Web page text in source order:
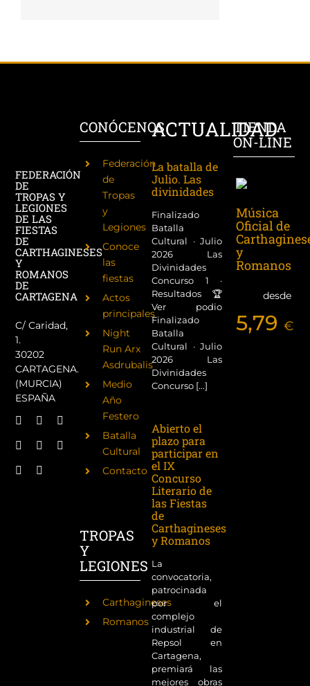
FEDERACIÓN
DE
TROPAS Y
LEGIONES
DE LAS
FIESTAS
DE
CARTHAGINESES
Y
ROMANOS
DE
CARTAGENA
C/ Caridad,
1.
30202
CARTAGENA.
(MURCIA)
ESPAÑA
CONÓCENOS
Federación
de
Tropas
y
Legiones
Conoce
las
fiestas
Actos
principales
Night
Run Arx
Asdrubalis
Medio
Año
Festero
Batalla
Cultural
Contacto
TROPAS
Y
LEGIONES
Carthagineses
Romanos
ACTUALIDAD
La batalla de
Julio. Las
divinidades
Finalizado
Batalla
Cultural · Julio
2026 Las
Divinidades
Concurso 1 ·
Resultados 🏆
Ver podio
Finalizado
Batalla
Cultural · Julio
2026 Las
Divinidades
Concurso [...]
Abierto el
plazo para
participar en
el IX
Concurso
Literario de
las Fiestas
de
Carthagineses
y Romanos
La
convocatoria,
patrocinada
por el
complejo
industrial de
Repsol en
Cartagena,
premiará las
mejores obras
TIENDA
ON-LINE
Música
Oficial de
y
Romanos
desde
5,79€